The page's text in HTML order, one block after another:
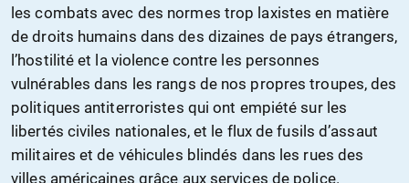
les combats avec des normes trop laxistes en matière
de droits humains dans des dizaines de pays étrangers,
l’hostilité et la violence contre les personnes
vulnérables dans les rangs de nos propres troupes, des
politiques antiterroristes qui ont empiété sur les
libertés civiles nationales, et le flux de fusils d’assaut
militaires et de véhicules blindés dans les rues des
villes américaines grâce aux services de police.